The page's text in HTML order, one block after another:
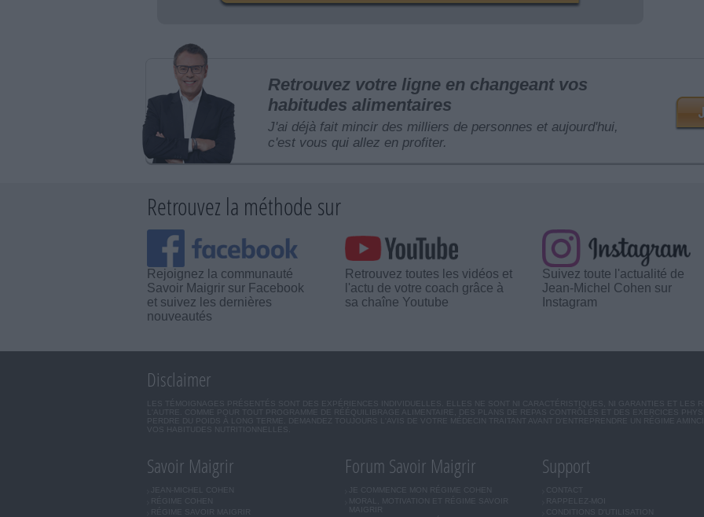
Retrouvez votre ligne en changeant vos
habitudes alimentaires
J'ai déjà fait mincir des milliers de personnes et aujourd'hui,
c'est vous qui allez en profiter.
Retrouvez la méthode sur
Rejoignez la communauté
Savoir Maigrir sur Facebook
et suivez les dernières
nouveautés
Retrouvez toutes les vidéos et
l'actu de votre coach grâce à
sa chaîne Youtube
Suivez toute l'actualité de
Jean-Michel Cohen sur
Instagram
Disclaimer
LES TÉMOIGNAGES PRÉSENTÉS SONT DES EXPÉRIENCES INDIVIDUELLES. ELLES NE SONT NI CARACTÉRISTIQUES, NI GARANTIES ET LES
L'AUTRE. COMME POUR TOUT PROGRAMME DE RÉÉQUILIBRAGE ALIMENTAIRE, DES PLANS DE REPAS CONTRÔLÉS ET DES EXERCICES
PERDRE DU POIDS À LONG TERME. DEMANDEZ TOUJOURS L'AVIS DE VOTRE MÉDECIN TRAITANT AVANT D'ENTREPRENDRE UN RÉGIME
VOS HABITUDES NUTRITIONNELLES.
Savoir Maigrir
JEAN-MICHEL COHEN
RÉGIME COHEN
RÉGIME SAVOIR MAIGRIR
Forum Savoir Maigrir
JE COMMENCE MON RÉGIME COHEN
MORAL, MOTIVATION ET RÉGIME SAVOIR
MAIGRIR
Support
CONTACT
RAPPELEZ-MOI
CONDITIONS D'UTILISATION